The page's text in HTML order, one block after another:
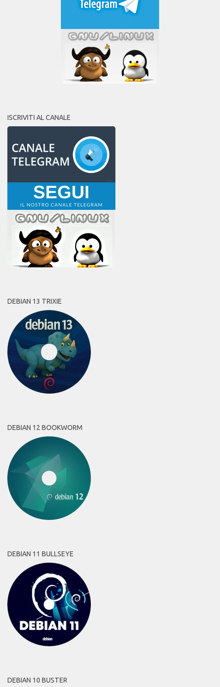
ISCRIVITI AL CANALE
DEBIAN 13 TRIXIE
DEBIAN 12 BOOKWORM
DEBIAN 11 BULLSEYE
DEBIAN 10 BUSTER